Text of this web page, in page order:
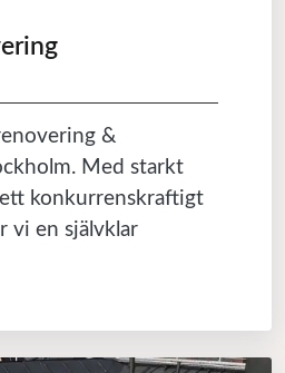
&
Med starkt
konkurrenskraftigt
vi en självklar